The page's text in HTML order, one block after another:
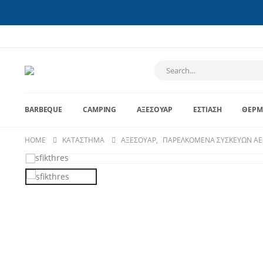
BARBEQUE CAMPING ΑΞΕΣΟΥΆΡ ΕΣΤΊΑΣΗ
HOME ΚΑΤΆΣΤΗΜΑ ΑΞΕΣΟΥΆΡ, ΠΑΡΕΛΚΌΜΕΝΑ ΣΥΣΚΕΥΏΝ